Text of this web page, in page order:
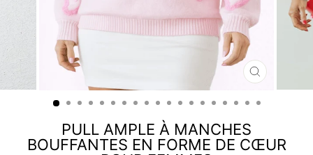
FERMER
(ESC)
PULL AMPLE À MANCHES
BOUFFANTES EN FORME DE CŒUR